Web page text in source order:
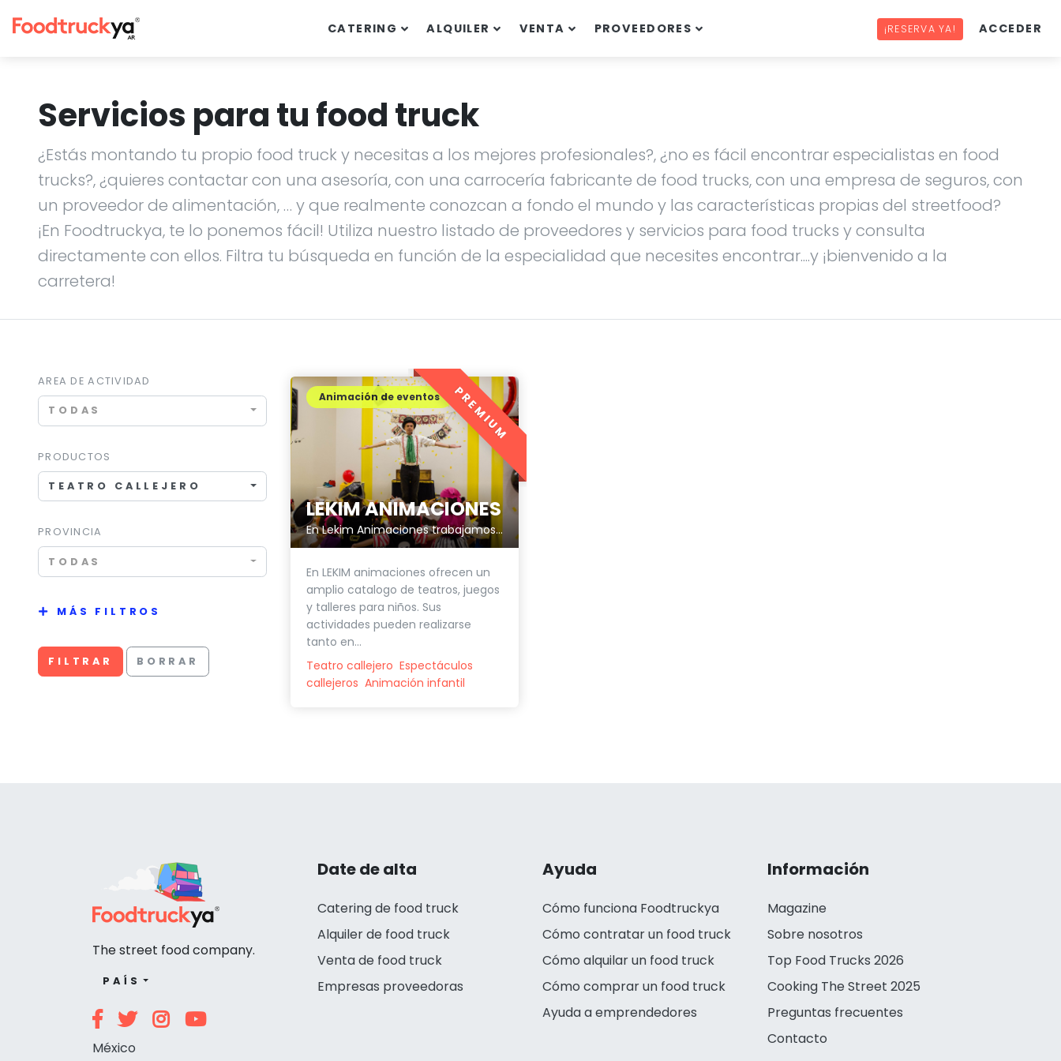
CATERING ALQUILER VENTA PROVEEDORES ¡RESERVA YA! ACCEDER
Servicios para tu food truck
¿Estás montando tu propio food truck y necesitas a los mejores profesionales?, ¿no es fácil encontrar especialistas en food
trucks?, ¿quieres contactar con una asesoría, con una carrocería fabricante de food trucks, con una empresa de seguros, con
un proveedor de alimentación, … y que realmente conozcan a fondo el mundo y las características propias del streetfood?
¡En Foodtruckya, te lo ponemos fácil! Utiliza nuestro listado de proveedores y servicios para food trucks y consulta
directamente con ellos. Filtra tu búsqueda en función de la especialidad que necesites encontrar....y ¡bienvenido a la
carretera!
AREA DE ACTIVIDAD
TODAS
PRODUCTOS
TEATRO CALLEJERO
PROVINCIA
TODAS
MÁS FILTROS
FILTRAR BORRAR
LEKIM ANIMACIONES
En Lekim Animaciones trabajamos para que tus ocasiones especiales sean únicas.
Animación de eventos
En LEKIM animaciones ofrecen un
amplio catalogo de teatros, juegos
y talleres para niños. Sus
actividades pueden realizarse
tanto en...
Teatro callejero Espectáculos
callejeros Animación infantil
PREMIUM
Date de alta
Catering de food truck
Alquiler de food truck
Venta de food truck
Empresas proveedoras
Ayuda
Cómo funciona Foodtruckya
Cómo contratar un food truck
Cómo alquilar un food truck
Cómo comprar un food truck
Ayuda a emprendedores
Información
Magazine
Sobre nosotros
Top Food Trucks 2026
Cooking The Street 2025
Preguntas frecuentes
Contacto
The street food company.
PAÍS
México